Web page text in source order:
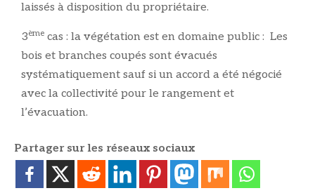
laissés à disposition du propriétaire.
3ème cas : la végétation est en domaine public : Les
bois et branches coupés sont évacués
systématiquement sauf si un accord a été négocié
avec la collectivité pour le rangement et
l’évacuation.
Partager sur les réseaux sociaux